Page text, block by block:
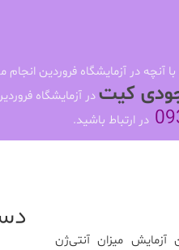
آنچه در آزمایشگاه فروردین
کیتدر آزمایشگاه
در ارتباط باشید.
میزان آنتی‌ژن